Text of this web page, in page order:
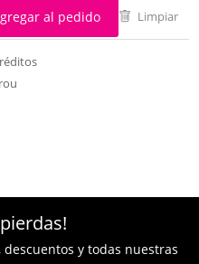
al pedido Limpiar
y todas nuestras